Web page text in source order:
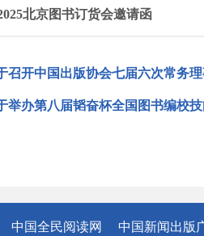
北京图书订货会邀请函
召开中国出版协会七届六次常务
举办第八届韬奋杯全国图书编校
中国全民阅读网 中国新闻出版